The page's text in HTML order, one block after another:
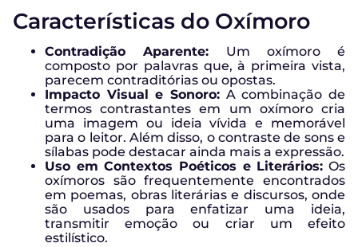
Características do Oxímoro
Contradição Aparente: Um oxímoro é
composto por palavras que, à primeira vista,
parecem contraditórias ou opostas.
Impacto Visual e Sonoro: A combinação de
termos contrastantes em um oxímoro cria
uma imagem ou ideia vívida e memorável
para o leitor. Além disso, o contraste de sons e
sílabas pode destacar ainda mais a expressão.
Uso em Contextos Poéticos e Literários: Os
oxímoros são frequentemente encontrados
em poemas, obras literárias e discursos, onde
são usados para enfatizar uma ideia,
transmitir emoção ou criar um efeito
estilístico.